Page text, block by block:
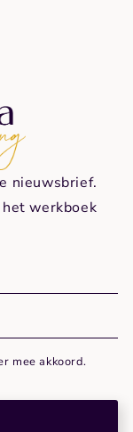
nieuwsbrief.
werkboek
mee akkoord.